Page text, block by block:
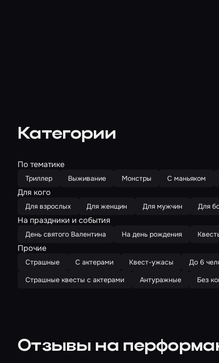
Категории
По тематике
Триллер Выживание Монстры С маньяком
Для кого
Для взрослых Для женщин Для мужчин Для
На праздники и события
День святого Валентина На день рождения
Прочие
Страшные С актерами Квест-ужасы
До 6
Страшные квесты с актерами
Антуражные Без
Отзывы на